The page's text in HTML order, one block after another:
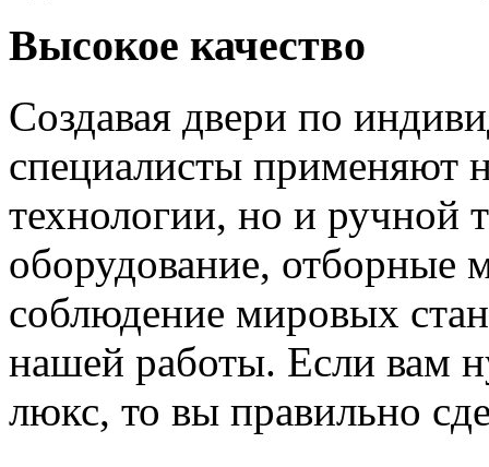
Высокое качество
Создавая двери по
специалисты применяют
технологии, но и ручной
оборудование, отборные
соблюдение мировых
нашей работы. Если вам
люкс, то вы правильно